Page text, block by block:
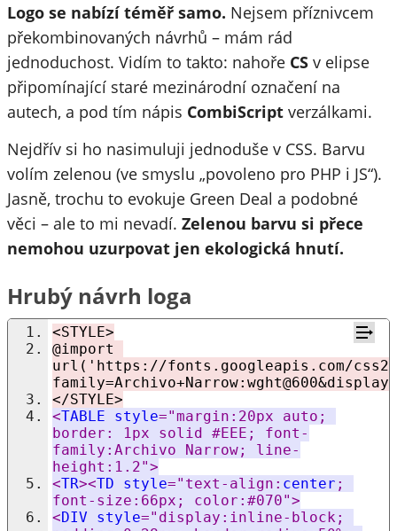
Logo se nabízí téměř samo. Nejsem příznivcem
překombinovaných návrhů – mám rád
jednoduchost. Vidím to takto: nahoře CS v elipse
připomínající staré mezinárodní označení na
autech, a pod tím nápis CombiScript verzálkami.
Nejdřív si ho nasimuluji jednoduše v CSS. Barvu
volím zelenou (ve smyslu „povoleno pro PHP i JS“).
Jasně, trochu to evokuje Green Deal a podobné
věci – ale to mi nevadí. Zelenou barvu si přece
nemohou uzurpovat jen ekologická hnutí.
Hrubý návrh loga
<STYLE>
@import
url('https://fonts.googleapis.com/css2?
</STYLE>
<TABLE style="margin:20px auto;
border: 1px solid #EEE; font-
family:Archivo Narrow; line-
height:1.2">
<TR><TD style="text-align: center ;
font-size:66px; color:#070">
<DIV style="display:inline-block;